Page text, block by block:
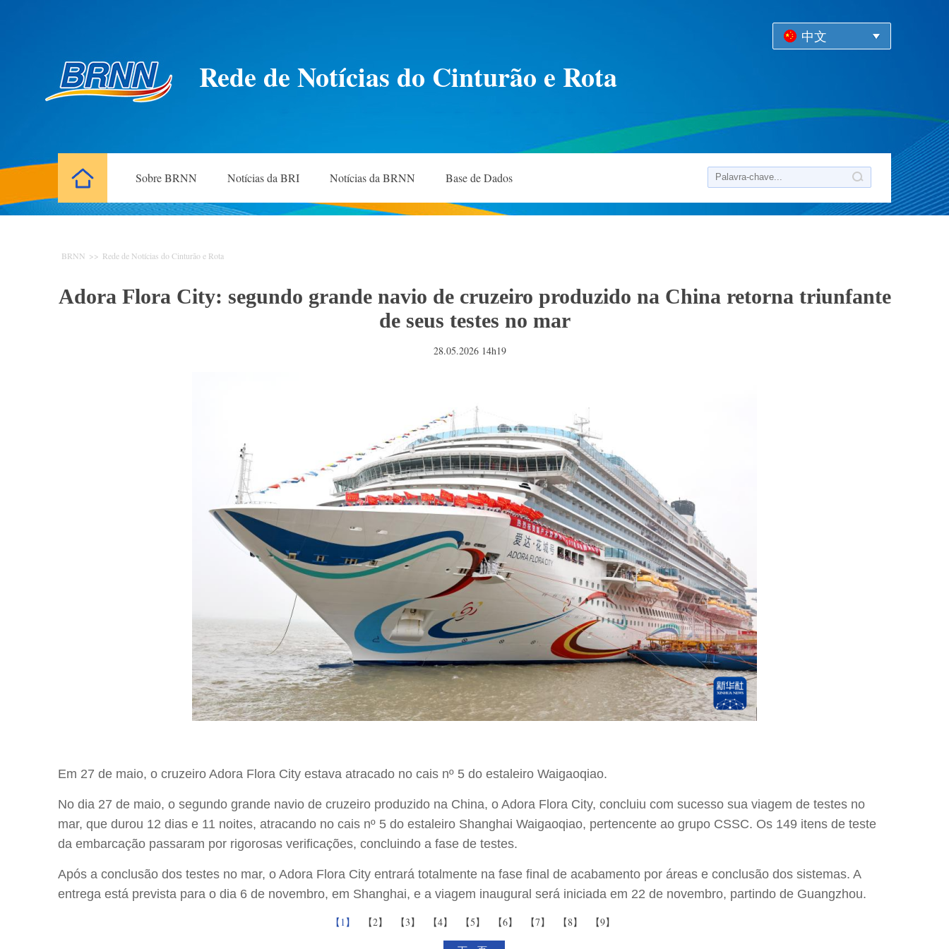
中文
Rede de Notícias do Cinturão e Rota
Sobre BRNN Notícias da BRI Notícias da BRNN Base de Dados
BRNN >> Rede de Notícias do Cinturão e Rota
Adora Flora City: segundo grande navio de cruzeiro produzido na China retorna triunfante
de seus testes no mar
28.05.2026 14h19
Em 27 de maio, o cruzeiro Adora Flora City estava atracado no cais nº 5 do estaleiro Waigaoqiao.
No dia 27 de maio, o segundo grande navio de cruzeiro produzido na China, o Adora Flora City, concluiu com sucesso sua viagem de testes no
mar, que durou 12 dias e 11 noites, atracando no cais nº 5 do estaleiro Shanghai Waigaoqiao, pertencente ao grupo CSSC. Os 149 itens de teste
da embarcação passaram por rigorosas verificações, concluindo a fase de testes.
Após a conclusão dos testes no mar, o Adora Flora City entrará totalmente na fase final de acabamento por áreas e conclusão dos sistemas. A
entrega está prevista para o dia 6 de novembro, em Shanghai, e a viagem inaugural será iniciada em 22 de novembro, partindo de Guangzhou.
【1】 【2】 【3】 【4】 【5】 【6】 【7】 【8】 【9】